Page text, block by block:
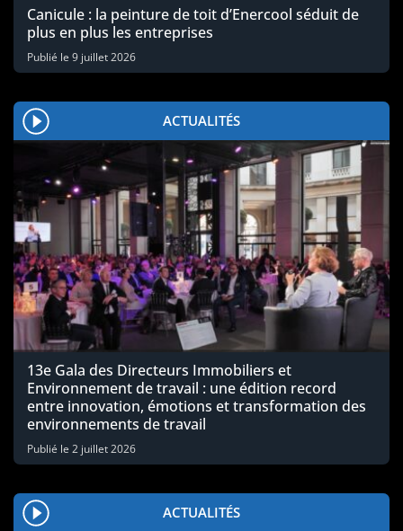
Canicule : la peinture de toit d’Enercool séduit de
plus en plus les entreprises
Publié le 9 juillet 2026
ACTUALITÉS
13e Gala des Directeurs Immobiliers et
Environnement de travail : une édition record
entre innovation, émotions et transformation des
environnements de travail
Publié le 2 juillet 2026
ACTUALITÉS